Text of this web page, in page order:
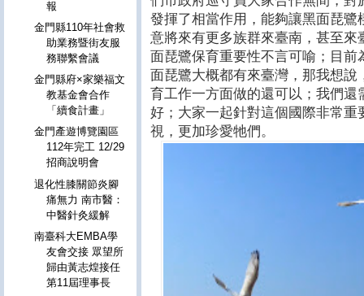
發揮了相當作用，能夠讓黑面琵
意將來有更多族群來臺南，甚至
面琵鷺保育重要性不言可喻；目
面琵鷺大概都有來臺灣，那我想
育工作一方面做的還可以；我們
好；大家一起針對這個國際非常
視，更加珍愛牠們。
報
金門縣110年社會救
助業務暨街友服
務聯繫會議
金門縣府×家樂福文
教基金會合作
「續食計畫」
金門產遊博覽園區
112年完工 12/29
招商說明會
退化性膝關節炎腳
痛無力 南市醫：
中醫針灸緩解
南臺科大EMBA學
友會交接 眾望所
歸由黃志煌接任
第11屆理事長